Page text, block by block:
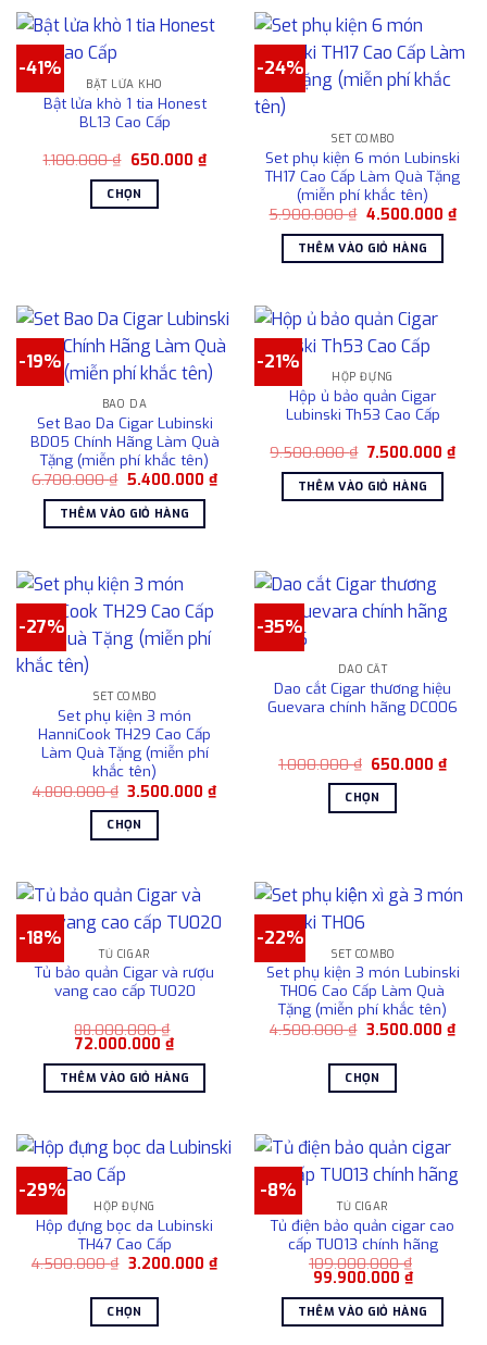
trên
phẩm
này
biến
thể.
tùy
chọn
có
trang
sản
phẩm
-41%
BẬT LỬA KHÒ
Bật lửa khò 1 tia Honest
BL13 Cao Cấp
1.100.000₫ Giá
là:
1.100.000 ₫.
650.000 ₫Giá
hiện
650.000 ₫.
CHỌN
nhiều
biến
thể.
Các
tùy
chọn
có
thể
chọn
sản
phẩm
-24%
SET COMBO
Set phụ kiện 6 món Lubinski
TH17 Cao Cấp Làm Quà Tặng
(miễn phí khắc tên)
5.900.000₫ Giá
là:
5.900.000 ₫.
4.500.000 ₫Giá
hiện
THÊM VÀO GIỎ HÀNG
-19%
BAO DA
Set Bao Da Cigar Lubinski
BD05 Chính Hãng Làm Quà
Tặng (miễn phí khắc tên)
6.700.000₫ Giá
là:
6.700.000 ₫.
5.400.000 ₫Giá
hiện
THÊM VÀO GIỎ HÀNG
-21%
HỘP ĐỰNG
Hộp ủ bảo quản Cigar
Lubinski Th53 Cao Cấp
9.500.000₫ Giá
là:
9.500.000 ₫.
7.500.000 ₫Giá
hiện
THÊM VÀO GIỎ HÀNG
-27%
SET COMBO
Set phụ kiện 3 món
HanniCook TH29 Cao Cấp
Làm Quà Tặng (miễn phí
khắc tên)
4.800.000₫ Giá
là:
4.800.000 ₫.
3.500.000₫Giá
hiện
CHỌN
này
có
biến
thể.
tùy
chọn
có
chọn
trên
sản
phẩm
-35%
DAO CẮT
Dao cắt Cigar thương hiệu
Guevara chính hãng DC006
1.000.000₫ Giá
là:
1.000.000 ₫.
650.000₫Giá
hiện
CHỌN
có
nhiều
thể.
Các
tùy
chọn
thể
được
trên
trang
phẩm
-18%
TỦ CIGAR
Tủ bảo quản Cigar và rượu
vang cao cấp TU020
88.000.000₫
Giá
là:
88.000.000 ₫.
72.000.000 ₫Giá
hiện
tại
là:
72.000.000 ₫.
THÊM VÀO GIỎ HÀNG
-22%
SET COMBO
Set phụ kiện 3 món Lubinski
TH06 Cao Cấp Làm Quà
Tặng (miễn phí khắc tên)
4.500.000₫ Giá
4.500.000 ₫.
3.500.000 ₫Giá
hiện
CHỌN
này
có
biến
thể.
Các
tùy
chọn
có
-29%
HỘP ĐỰNG
Hộp đựng bọc da Lubinski
TH47 Cao Cấp
4.500.000₫ Giá
4.500.000 ₫.
3.200.000 ₫Giá
hiện
3.200.000 ₫.
CHỌN
-8%
TỦ CIGAR
Tủ điện bảo quản cigar cao
cấp TU013 chính hãng
109.000.000₫
Giá
là:
109.000.000 ₫.
99.900.000 ₫Giá
hiện
tại
là:
THÊM VÀO GIỎ HÀNG